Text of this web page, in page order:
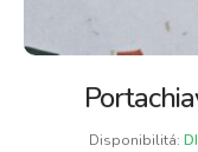
Disponibilitá: